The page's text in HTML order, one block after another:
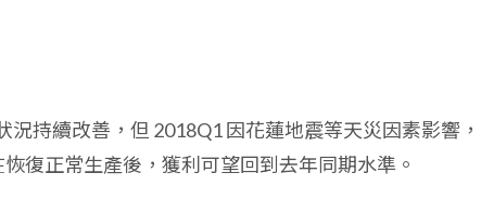
況持續改善，但 2018Q1 因花蓮地震等天災因素影響
復正常生產後，獲利可望回到去年同期水準。